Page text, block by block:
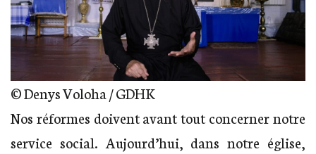
© Denys Voloha / GDHK
Nos réformes doivent avant tout concerner notre
service social. Aujourd’hui, dans notre église,